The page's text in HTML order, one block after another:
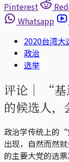
Pinterest
Whatsapp
2020台湾大
政治
选举
评论｜
“
的候选人，
政治学传统上的
出现，自然而然
的主要大党的选